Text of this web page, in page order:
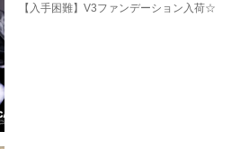
【入手困難】V3ファンデーション入荷☆